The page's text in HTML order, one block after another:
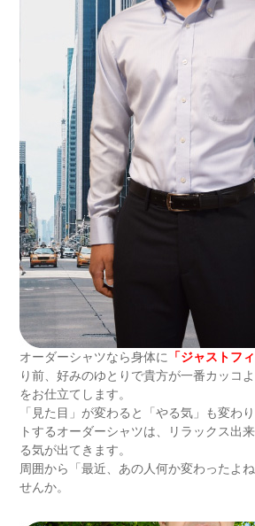
オーダーシャツなら身体に 「ジャストフ
り前、好みのゆとりで貴方が一番カッコ
をお仕立てします。
「見た目」が変わると「やる気」も変わ
トするオーダーシャツは、リラックス出
る気が出てきます。
周囲から「最近、あの人何か変わったよ
せんか。